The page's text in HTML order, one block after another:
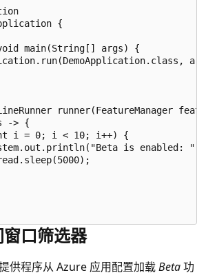
{
main(String[] args) {
runner(FeatureManager
-> {
i = 0; i < 10; i++) {
is enabled:
口筛选器
供程序从 Azure 应用配置加载Beta功